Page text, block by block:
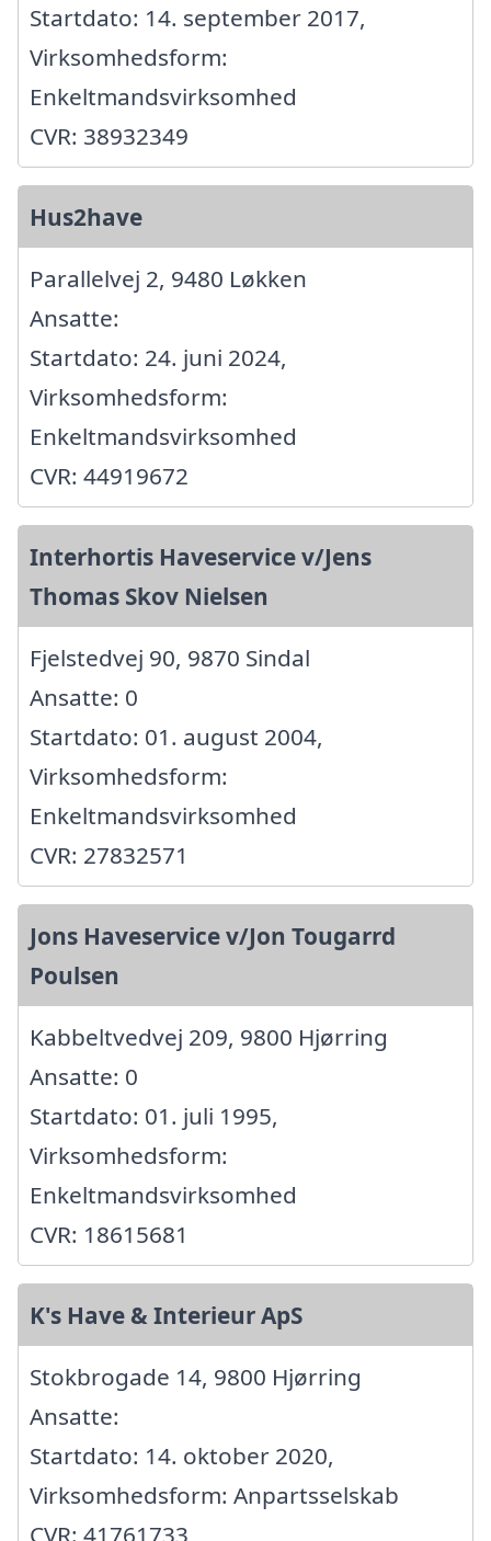
Startdato: 14. september 2017,
Virksomhedsform:
Enkeltmandsvirksomhed
CVR: 38932349
Hus2have
Parallelvej 2, 9480 Løkken
Ansatte:
Startdato: 24. juni 2024,
Virksomhedsform:
Enkeltmandsvirksomhed
CVR: 44919672
Interhortis Haveservice v/Jens
Thomas Skov Nielsen
Fjelstedvej 90, 9870 Sindal
Ansatte: 0
Startdato: 01. august 2004,
Virksomhedsform:
Enkeltmandsvirksomhed
CVR: 27832571
Jons Haveservice v/Jon Tougarrd
Poulsen
Kabbeltvedvej 209, 9800 Hjørring
Ansatte: 0
Startdato: 01. juli 1995,
Virksomhedsform:
Enkeltmandsvirksomhed
CVR: 18615681
K's Have & Interieur ApS
Stokbrogade 14, 9800 Hjørring
Ansatte:
Startdato: 14. oktober 2020,
Virksomhedsform: Anpartsselskab
CVR: 41761733